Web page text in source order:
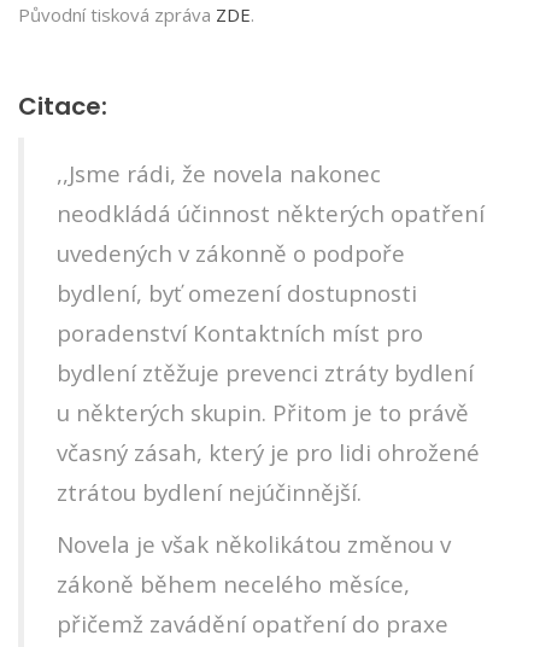
Původní tisková zpráva ZDE.
Citace:
,,Jsme rádi, že novela nakonec
neodkládá účinnost některých opatření
uvedených v zákonně o podpoře
bydlení, byť omezení dostupnosti
poradenství Kontaktních míst pro
bydlení ztěžuje prevenci ztráty bydlení
u některých skupin. Přitom je to právě
včasný zásah, který je pro lidi ohrožené
ztrátou bydlení nejúčinnější.
Novela je však několikátou změnou v
zákoně během necelého měsíce,
přičemž zavádění opatření do praxe